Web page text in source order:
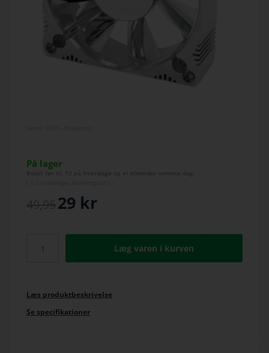
På lager
29 kr
Læg varen i kurven
Læs produktbeskrivelse
Se specifikationer